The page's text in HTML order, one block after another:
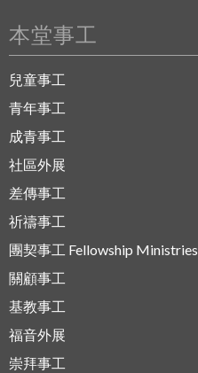
本堂事工
兒童事工
青年事工
成青事工
社區外展
差傳事工
祈禱事工
團契事工 Fellowship Ministries
關顧事工
基教事工
福音外展
崇拜事工